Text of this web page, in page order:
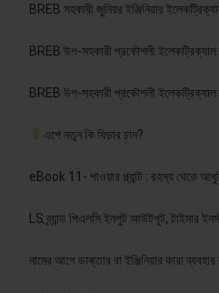
BREB সহকারী জুনিয়র ইঞ্জিনিয়ার
BREB উপ-সহকারী প্রকৌশলী ইলেকট্রিক্যাল
BREB উপ-সহকারী প্রকৌশলী ইলেকট্রিক্যাল
এপে নতুন কি ফিচার চান?
eBook 11- পাওয়ার প্ল্যান্ট : রহস্য থেকে
LS ব্র্যান্ড পিএলসি ইনপুট আউটপুট, টাইমার
নামের আগে ডাক্তার বা ইঞ্জিনিয়ার কারা